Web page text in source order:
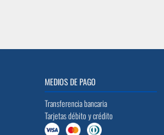
MEDIOS DE PAGO
Transferencia bancaria
Tarjetas débito y crédito